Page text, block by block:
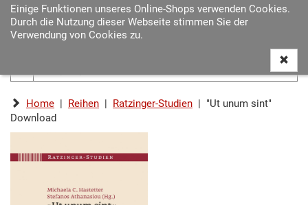
Einige Funktionen unseres Online-Shops verwenden Cookies.
Durch die Nutzung dieser Webseite stimmen Sie der
Verwendung von Cookies zu.
Home | Reihen | Ratzinger-Studien | "Ut unum sint"
Download